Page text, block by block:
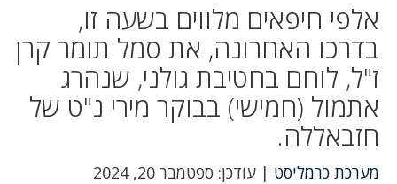
אלפי חיפאים מלווים בשעה זו,
בדרכו האחרונה, את סמל תומר קרן
ז"ל, לוחם בחטיבת גולני, שנהרג
אתמול (חמישי) בבוקר מירי נ"ט של
חזבאללה.
מערכת כרמליסט | עודכן: ספטמבר 20, 2024